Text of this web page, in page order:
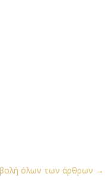
όλων των άρθρων →